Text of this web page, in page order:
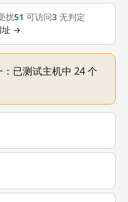
扰51 可访问3 无判定
址 →
已测试主机中 24 个